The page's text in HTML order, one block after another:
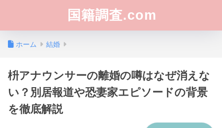
国籍調査.com
ホーム 結婚
枡アナウンサーの離婚の噂はなぜ消えな
い？別居報道や恐妻家エピソードの背景
を徹底解説